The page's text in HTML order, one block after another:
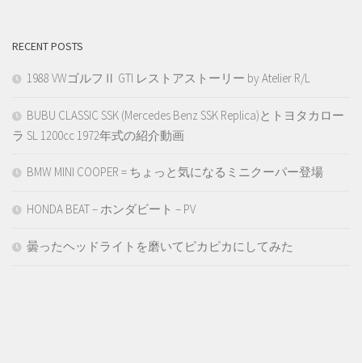
RECENT POSTS
1988 VWゴルフⅡ GTI レストアストーリー by Atelier R/L
BUBU CLASSIC SSK (Mercedes Benz SSK Replica)とトヨタカロー
ラ SL 1200cc 1972年式の紹介動画
BMW MINI COOPER = ちょっと気になるミニクーパー登場
HONDA BEAT – ホンダビート – PV
曇ったヘッドライトを磨いてピカピカにしてみた